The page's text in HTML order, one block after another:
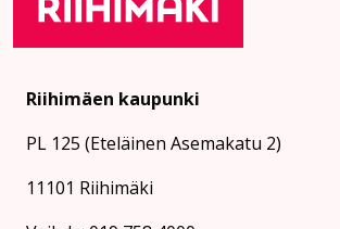
Riihimäen kaupunki
PL 125 (Eteläinen Asemakatu 2)
11101 Riihimäki